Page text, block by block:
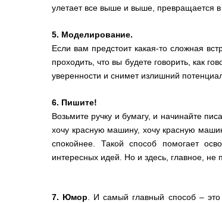
улетает все выше и выше, превращается в
5. Моделирование.
Если вам предстоит какая-то сложная
проходить, что вы будете говорить, как
уверенности и снимет излишний
6. Пишите!
Возьмите ручку и бумагу, и начинайте
хочу красную машину, хочу красную
спокойнее. Такой способ помогает
интересных идей. Но и здесь, главное,
7. Юмор. И самый главный способ –